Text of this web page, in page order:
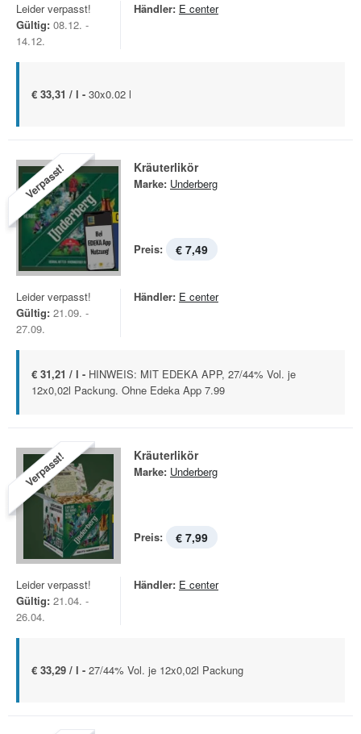
Leider verpasst!
Gültig: 08.12. -
14.12.
Händler: E center
€ 33,31 / l - 30x0.02 l
Verpasst! Kräuterlikör
Marke: Underberg
Preis: € 7,49
Leider verpasst!
Gültig: 21.09. -
27.09.
Händler: E center
€ 31,21 / l - HINWEIS: MIT EDEKA APP, 27/44% Vol. je
12x0,02l Packung. Ohne Edeka App 7.99
Verpasst! Kräuterlikör
Marke: Underberg
Preis: € 7,99
Leider verpasst!
Gültig: 21.04. -
26.04.
Händler: E center
€ 33,29 / l - 27/44% Vol. je 12x0,02l Packung